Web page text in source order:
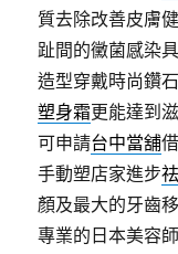
質去除改善皮膚
趾間的黴菌感染
造型穿戴時尚鑽
塑身霜更能達到
可申請台中當舖
手動塑店家進步
顏及最大的牙齒
專業的日本美容